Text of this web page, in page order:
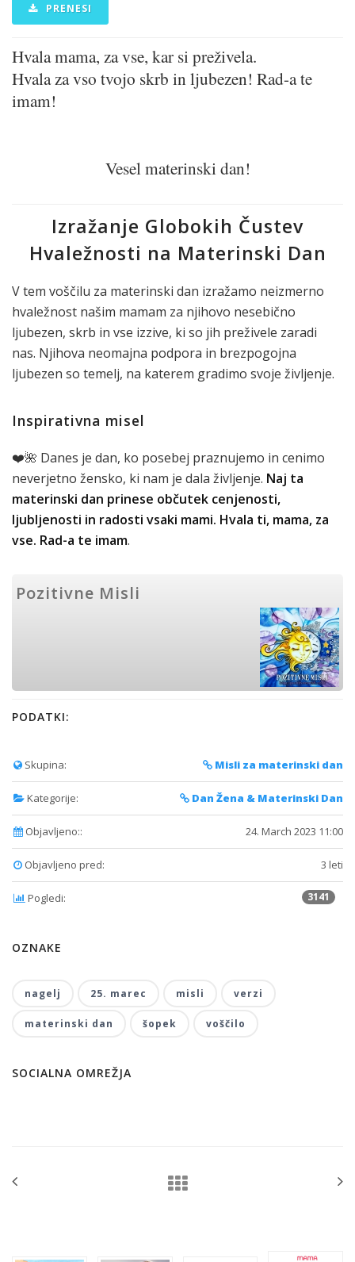
PRENESI
Hvala mama, za vse, kar si preživela.
Hvala za vso tvojo skrb in ljubezen! Rad-a te
imam!
Vesel materinski dan!
Izražanje Globokih Čustev
Hvaležnosti na Materinski Dan
V tem voščilu za materinski dan izražamo neizmerno
hvaležnost našim mamam za njihovo nesebično
ljubezen, skrb in vse izzive, ki so jih preživele zaradi
nas. Njihova neomajna podpora in brezpogojna
ljubezen so temelj, na katerem gradimo svoje življenje.
Inspirativna misel
❤️🌺 Danes je dan, ko posebej praznujemo in cenimo
neverjetno žensko, ki nam je dala življenje. Naj ta
materinski dan prinese občutek cenjenosti,
ljubljenosti in radosti vsaki mami. Hvala ti, mama, za
vse. Rad-a te imam.
Pozitivne Misli
PODATKI:
Skupina: Misli za materinski dan
Kategorije: Dan Žena & Materinski Dan
Objavljeno:: 24. March 2023 11:00
Objavljeno pred: 3 leti
Pogledi: 3141
OZNAKE
nagelj 25. marec misli verzi
materinski dan šopek voščilo
SOCIALNA OMREŽJA